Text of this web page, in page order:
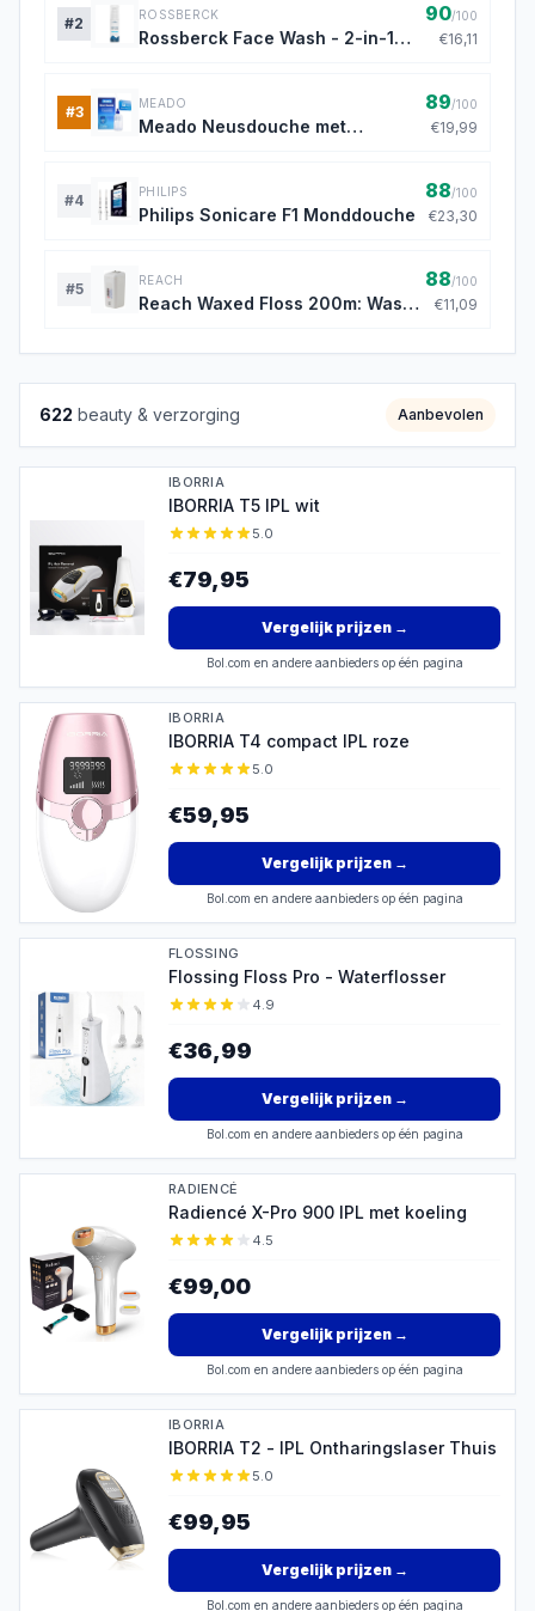
#2 ROSSBERCK
Rossberck Face Wash - 2-in-1
90/100
€16,11
#3 MEADO
Meado Neusdouche met
89/100
€19,99
#4 PHILIPS
Philips Sonicare F1 Monddouche
88/100
€23,30
#5 REACH
Reach Waxed Floss 200m: Was-
88/100
€11,09
622 beauty & verzorging Aanbevolen
IBORRIA
IBORRIA T5 IPL wit
5.0
€79,95
Vergelijk prijzen→
Bol.com en andere aanbieders op één pagina
IBORRIA
IBORRIA T4 compact IPL roze
5.0
€59,95
Vergelijk prijzen→
Bol.com en andere aanbieders op één pagina
FLOSSING
Flossing Floss Pro - Waterflosser
4.9
€36,99
Vergelijk prijzen→
Bol.com en andere aanbieders op één pagina
RADIENCÉ
Radiencé X-Pro 900 IPL met koeling
4.5
€99,00
Vergelijk prijzen→
Bol.com en andere aanbieders op één pagina
IBORRIA
IBORRIA T2 - IPL Ontharingslaser Thuis
5.0
€99,95
Vergelijk prijzen→
Bol.com en andere aanbieders op één pagina